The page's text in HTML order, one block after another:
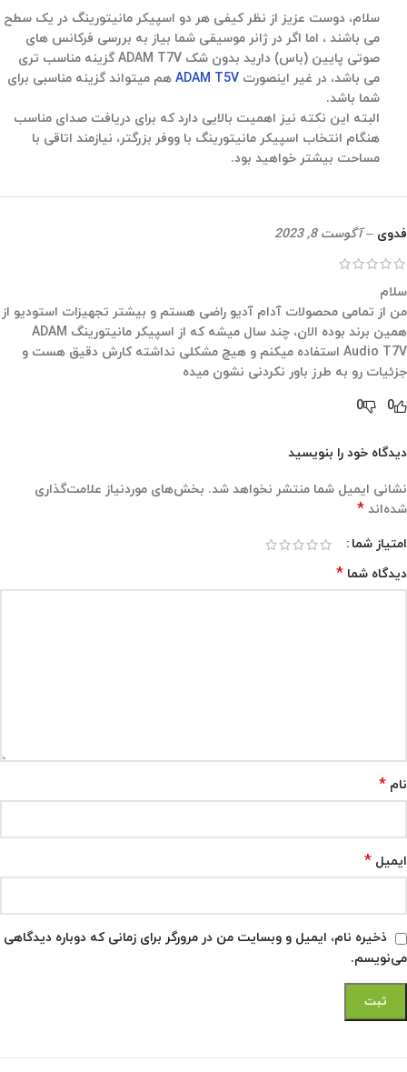
سلام، دوست عزیز از نظر کیفی هر دو اسپیکر مانیتورینگ در یک سطح
می باشند ، اما اگر در ژانر موسیقی شما بیاز به بررسی فرکانس های
صوتی پایین (باس) دارید بدون شک ADAM T7V گزینه مناسب تری
می باشد، در غیر اینصورت ADAM T5V هم میتواند گزینه مناسبی برای
شما باشد.
البته این نکته نیز اهمیت بالایی دارد که برای دریافت صدای مناسب
هنگام انتخاب اسپیکر مانیتورینگ با ووفر بزرگتر، نیازمند اتاقی با
مساحت بیشتر خواهید بود.
فدوی – آگوست 8, 2023
سلام
من از تمامی محصولات آدام آدیو راضی هستم و بیشتر تجهیزات استودیو از
همین برند بوده الان، چند سال میشه که از اسپیکر مانیتورینگ ADAM
Audio T7V استفاده میکنم و هیچ مشکلی نداشته کارش دقیق هست و
جزئیات رو به طرز باور نکردنی نشون میده
0
0
دیدگاه خود را بنویسید
نشانی ایمیل شما منتشر نخواهد شد. بخش‌های موردنیاز علامت‌گذاری
شده‌اند *
امتیاز شما
دیدگاه شما *
نام *
ایمیل *
ذخیره نام، ایمیل و وبسایت من در مرورگر برای زمانی که دوباره دیدگاهی
می‌نویسم.